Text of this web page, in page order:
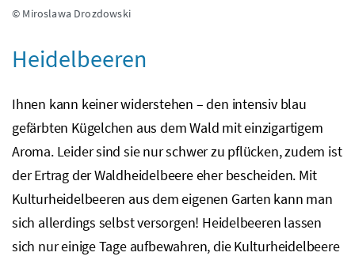
© Miroslawa Drozdowski
Heidelbeeren
Ihnen kann keiner widerstehen – den intensiv blau
gefärbten Kügelchen aus dem Wald mit einzigartigem
Aroma. Leider sind sie nur schwer zu pflücken, zudem ist
der Ertrag der Waldheidelbeere eher bescheiden. Mit
Kulturheidelbeeren aus dem eigenen Garten kann man
sich allerdings selbst versorgen! Heidelbeeren lassen
sich nur einige Tage aufbewahren, die Kulturheidelbeere